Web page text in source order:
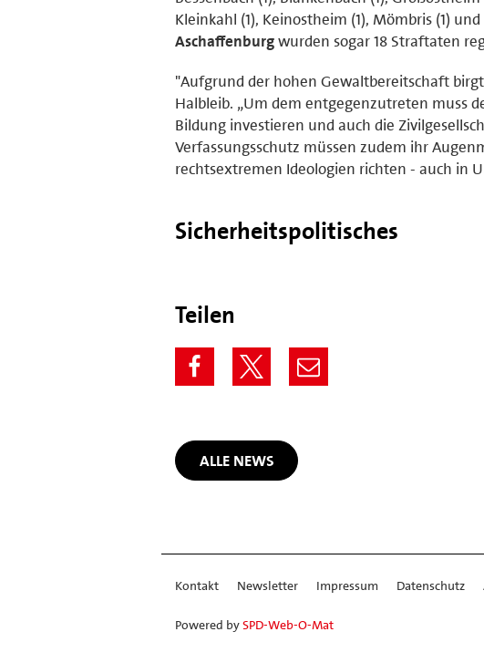
Kleinkahl (1), Keinostheim (1), Mömbris (1)
Aschaffenburgwurden sogar 18 Straftaten
"Aufgrund der hohen Gewaltbereitschaft
Halbleib. „Um dem entgegenzutreten muss
Bildung investieren und auch die
Verfassungsschutz müssen zudem ihr
rechtsextremen Ideologien richten - auch in
Sicherheitspolitisches
Teilen
ALLE NEWS
Kontakt Newsletter Impressum Datenschutz
Powered bySPD-Web-O-Mat